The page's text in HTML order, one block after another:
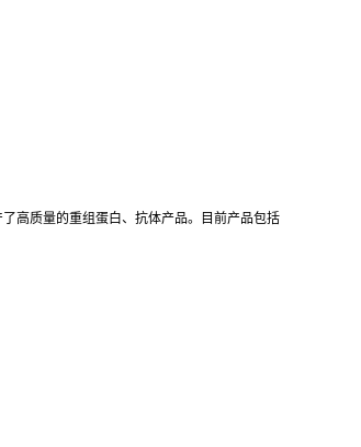
高质量的重组蛋白、抗体产品。目前产品包括